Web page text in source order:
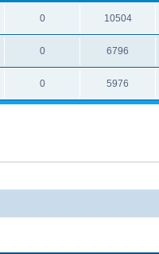
0 10504
0 6796
0 5976